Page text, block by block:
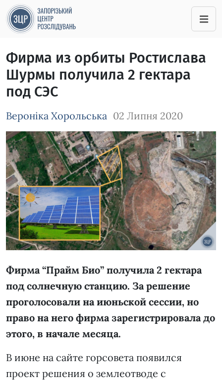
Фирма из орбиты Ростислава
Шурмы получила 2 гектара
под СЭС
Вероніка Хорольська 02 Липня 2020
Зображення завантажується
Фирма “Прайм Био” получила 2 гектара
под солнечную станцию. За решение
проголосовали на июньской сессии, но
право на него фирма зарегистрировала до
этого, в начале месяца.
В июне на сайте горсовета появился
проект решения о землеотводе с